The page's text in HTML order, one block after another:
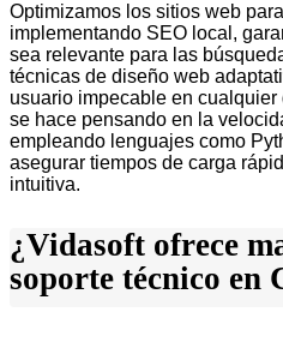
Optimizamos los sitios web
implementando SEO local,
sea relevante para las
técnicas de diseño web
usuario impecable en
se hace pensando en la
empleando lenguajes como
asegurar tiempos de carga
intuitiva.
¿Vidasoft ofrece
soporte técnico en